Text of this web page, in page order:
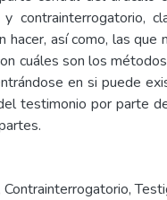
contrainterrogatorio,
hacer, así como, las que
cuáles son los
en si puede
testimonio por parte
Contrainterrogatorio,